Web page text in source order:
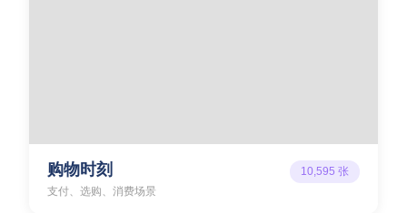
购物时刻
支付、选购、消费场景
10,595 张